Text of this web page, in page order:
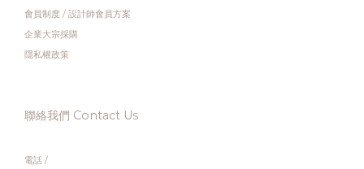
會員制度 / 設計師會員方案
企業大宗採購
隱私權政策
聯絡我們 Contact Us
電話 /